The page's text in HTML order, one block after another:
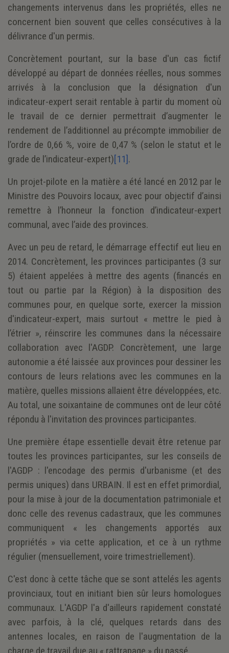
changements intervenus dans les propriétés, elles ne
concernent bien souvent que celles consécutives à la
délivrance d'un permis.
Concrètement pourtant, sur la base d'un cas fictif
développé au départ de données réelles, nous sommes
arrivés à la conclusion que la désignation d'un
indicateur-expert serait rentable à partir du moment où
le travail de ce dernier permettrait d’augmenter le
rendement de l’additionnel au précompte immobilier de
l’ordre de 0,66 %, voire de 0,47 % (selon le statut et le
grade de l’indicateur-expert)[11].
Un projet-pilote en la matière a été lancé en 2012 par le
Ministre des Pouvoirs locaux, avec pour objectif d’ainsi
remettre à l’honneur la fonction d’indicateur-expert
communal, avec l’aide des provinces.
Avec un peu de retard, le démarrage effectif eut lieu en
2014. Concrètement, les provinces participantes (3 sur
5) étaient appelées à mettre des agents (financés en
tout ou partie par la Région) à la disposition des
communes pour, en quelque sorte, exercer la mission
d'indicateur-expert, mais surtout « mettre le pied à
l’étrier », réinscrire les communes dans la nécessaire
collaboration avec l'AGDP. Concrètement, une large
autonomie a été laissée aux provinces pour dessiner les
contours de leurs relations avec les communes en la
matière, quelles missions allaient être développées, etc.
Au total, une soixantaine de communes ont de leur côté
répondu à l'invitation des provinces participantes.
Une première étape essentielle devait être retenue par
toutes les provinces participantes, sur les conseils de
l'AGDP : l'encodage des permis d'urbanisme (et des
permis uniques) dans URBAIN. Il est en effet primordial,
pour la mise à jour de la documentation patrimoniale et
donc celle des revenus cadastraux, que les communes
communiquent « les changements apportés aux
propriétés » via cette application, et ce à un rythme
régulier (mensuellement, voire trimestriellement).
C'est donc à cette tâche que se sont attelés les agents
provinciaux, tout en initiant bien sûr leurs homologues
communaux. L'AGDP l'a d'ailleurs rapidement constaté
avec parfois, à la clé, quelques retards dans des
antennes locales, en raison de l'augmentation de la